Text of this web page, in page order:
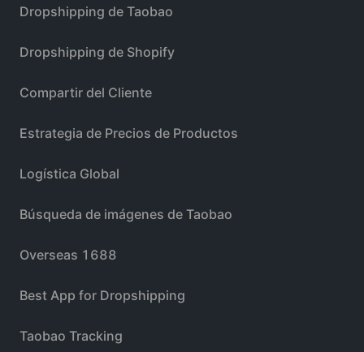
Dropshipping de Taobao
Dropshipping de Shopify
Compartir del Cliente
Estrategia de Precios de Productos
Logística Global
Búsqueda de imágenes de Taobao
Overseas 1688
Best App for Dropshipping
Taobao Tracking